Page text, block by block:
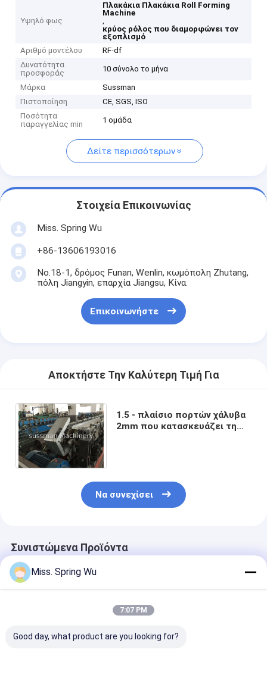
Υψηλό φως
Πλακάκια Πλακάκια Roll Forming
Machine
,
κρύος ρόλος που διαμορφώνει τον
εξοπλισμό
Αριθμό μοντέλου
RF-df
Δυνατότητα
προσφοράς
10 σύνολο το μήνα
Μάρκα
Sussman
Πιστοποίηση
CE, SGS, ISO
Ποσότητα
παραγγελίας min
1 ομάδα
Δείτε περισσότερων
Στοιχεία Επικοινωνίας
Miss. Spring Wu
+86-13606193016
No.18-1, δρόμος Funan, Wenlin, κωμόπολη Zhutang,
πόλη Jiangyin, επαρχία Jiangsu, Κίνα.
Επικοινωνήστε
Αποκτήστε Την Καλύτερη Τιμή Για
1.5 - πλαίσιο πορτών χάλυβα
2mm που κατασκευάζει τη
Να συνεχίσει
Συνιστώμενα Προϊόντα
Miss. Spring Wu
7:07 PM
Good day, what product are you looking for?